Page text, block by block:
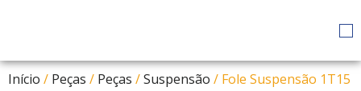
Início / Peças / Peças /Suspensão / Fole Suspensão 1T15